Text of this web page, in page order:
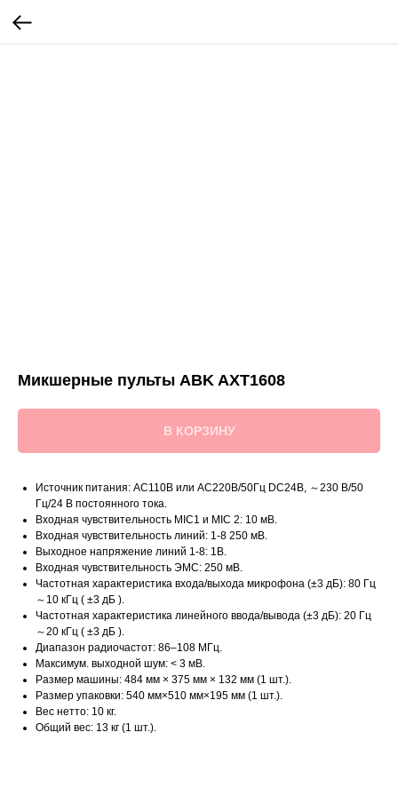
Микшерные пульты ABK AXT1608
В КОРЗИНУ
Источник питания: AC110В или AC220В/50Гц DC24В, ～230 В/50
Гц/24 В постоянного тока.
Входная чувствительность MIC1 и MIC 2: 10 мВ.
Входная чувствительность линий: 1-8 250 мВ.
Выходное напряжение линий 1-8: 1В.
Входная чувствительность ЭМС: 250 мВ.
Частотная характеристика входа/выхода микрофона (±3 дБ): 80 Гц
～10 кГц ( ±3 дБ ).
Частотная характеристика линейного ввода/вывода (±3 дБ): 20 Гц
～20 кГц ( ±3 дБ ).
Диапазон радиочастот: 86–108 МГц.
Максимум. выходной шум: < 3 мВ.
Размер машины: 484 мм × 375 мм × 132 мм (1 шт.).
Размер упаковки: 540 мм×510 мм×195 мм (1 шт.).
Вес нетто: 10 кг.
Общий вес: 13 кг (1 шт.).